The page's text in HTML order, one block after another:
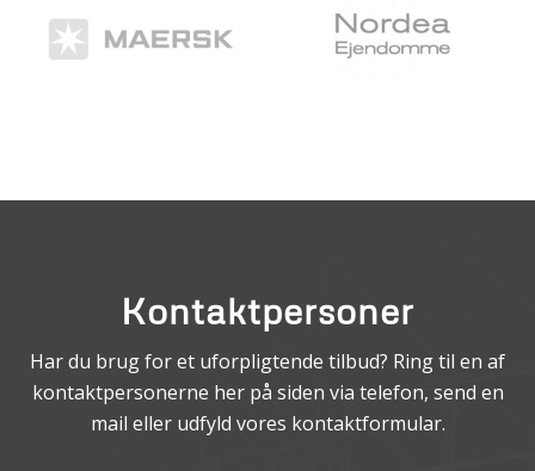
Kontaktpersoner
Har du brug for et uforpligtende tilbud? Ring til en af
kontaktpersonerne her på siden via telefon, send en
mail eller udfyld vores kontaktformular.